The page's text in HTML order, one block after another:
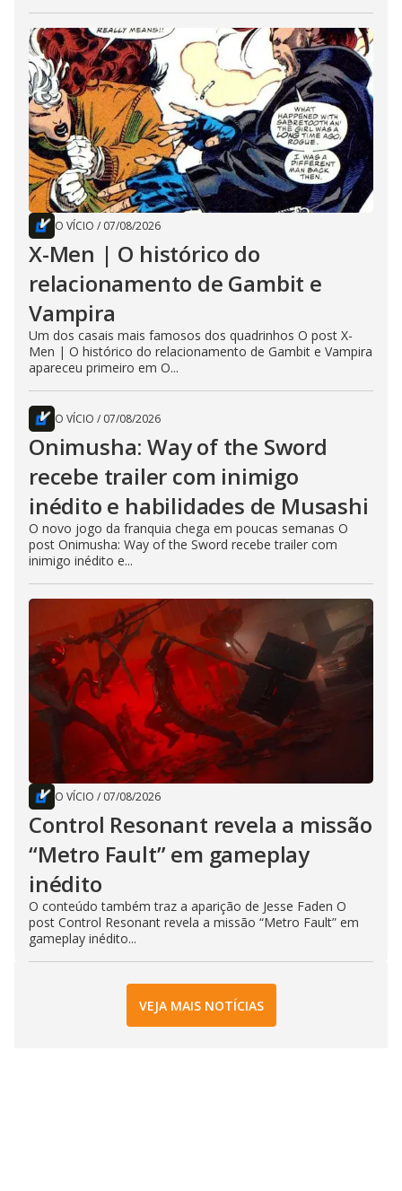
O VÍCIO / 07/08/2026
X-Men | O histórico do
relacionamento de Gambit e
Vampira
Um dos casais mais famosos dos quadrinhos O post X-
Men | O histórico do relacionamento de Gambit e Vampira
apareceu primeiro em O...
O VÍCIO / 07/08/2026
Onimusha: Way of the Sword
recebe trailer com inimigo
inédito e habilidades de Musashi
O novo jogo da franquia chega em poucas semanas O
post Onimusha: Way of the Sword recebe trailer com
inimigo inédito e...
O VÍCIO / 07/08/2026
Control Resonant revela a missão
“Metro Fault” em gameplay
inédito
O conteúdo também traz a aparição de Jesse Faden O
post Control Resonant revela a missão “Metro Fault” em
gameplay inédito...
VEJA MAIS NOTÍCIAS